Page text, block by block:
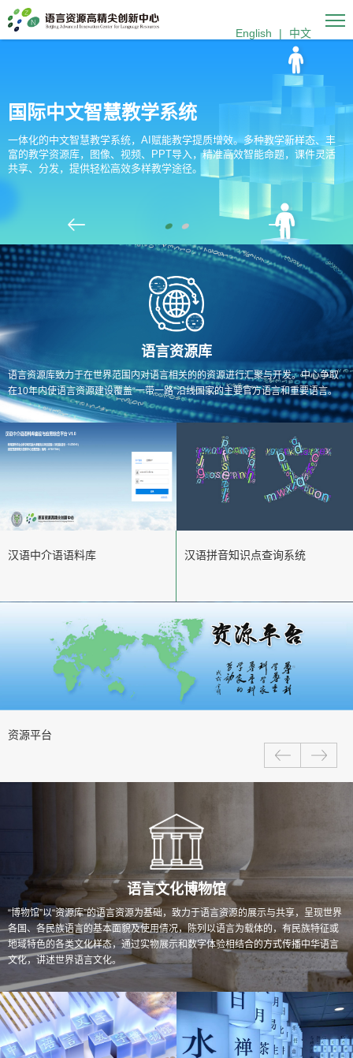
English | 中文
国际中文智慧教学系统
一体化的中文智慧教学系统，AI赋能教学提质增效。多种教学新样态、丰
富的教学资源库，图像、视频、PPT导入，精准高效智能命题，课件灵活
共享、分发，提供轻松高效多样教学途径。
语言资源库
语言资源库致力于在世界范围内对语言相关的的资源进行汇聚与开发。中心争取
在10年内使语言资源建设覆盖“一带一路”沿线国家的主要官方语言和重要语言。
汉语中介语语料库 汉语拼音知识点查询系统
资源平台
语言文化博物馆
“博物馆”以“资源库”的语言资源为基础，致力于语言资源的展示与共享，呈现世界
各国、各民族语言的基本面貌及使用倩况，陈列以语言为载体的，有民族特征或
地域特色的各类文化样态，通过实物展示和数字体验相结合的方式传播中华语言
文化，讲述世界语言文化。